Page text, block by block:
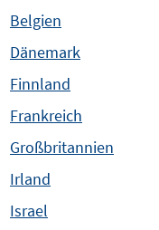
Belgien
Dänemark
Finnland
Frankreich
Großbritannien
Irland
Israel